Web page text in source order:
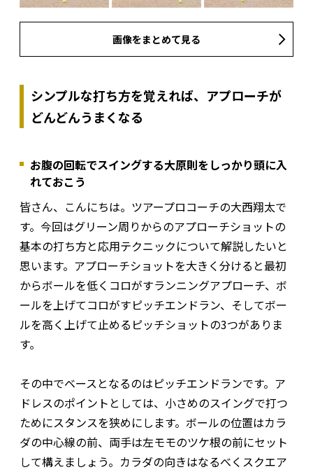
画像をまとめて見る
シンプルな打ち方を覚えれば、アプローチが
どんどんうまくなる
お腹の回転でスイングする大原則をしっかり頭に入
れておこう
皆さん、こんにちは。ツアープロコーチの大西翔太で
す。今回はグリーン周りからのアプローチショットの
基本の打ち方と応用テクニックについて解説したいと
思います。アプローチショットを大きく分けると最初
からボールを低くコロがすランニングアプローチ、ボ
ールを上げてコロがすピッチエンドラン、そしてボー
ルを高く上げて止めるピッチショットの3つがありま
す。
その中でベースとなるのはピッチエンドランです。ア
ドレスのポイントとしては、小さめのスイングで打つ
ためにスタンスを狭めにします。ボールの位置はカラ
ダの中心線の前、両手は左モモのツケ根の前にセット
して構えましょう。カラダの向きはなるべくスクエア